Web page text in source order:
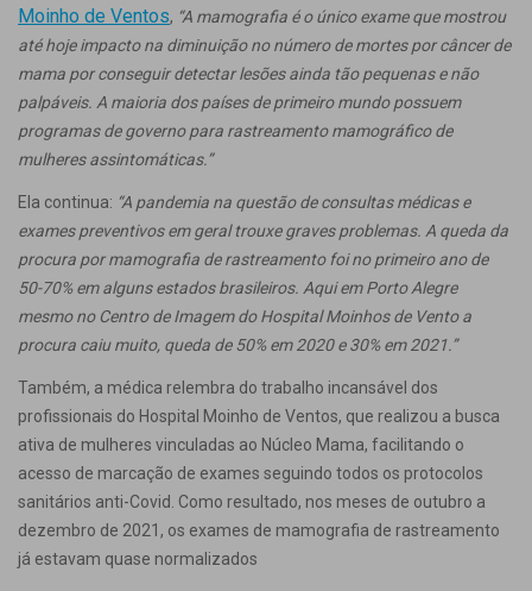
Moinho de Ventos, “A mamografia é o único exame que mostrou
até hoje impacto na diminuição no número de mortes por câncer de
mama por conseguir detectar lesões ainda tão pequenas e não
palpáveis. A maioria dos países de primeiro mundo possuem
programas de governo para rastreamento mamográfico de
mulheres assintomáticas.”
Ela continua: “A pandemia na questão de consultas médicas e
exames preventivos em geral trouxe graves problemas. A queda da
procura por mamografia de rastreamento foi no primeiro ano de
50-70% em alguns estados brasileiros. Aqui em Porto Alegre
mesmo no Centro de Imagem do Hospital Moinhos de Vento a
procura caiu muito, queda de 50% em 2020 e 30% em 2021.”
Também, a médica relembra do trabalho incansável dos
profissionais do Hospital Moinho de Ventos, que realizou a busca
ativa de mulheres vinculadas ao Núcleo Mama, facilitando o
acesso de marcação de exames seguindo todos os protocolos
sanitários anti-Covid. Como resultado, nos meses de outubro a
dezembro de 2021, os exames de mamografia de rastreamento
já estavam quase normalizados